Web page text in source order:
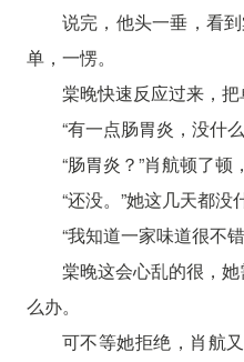
说完，他头一垂，看
单，一愣。
棠晚快速反应过来，把
“有一点肠胃炎，没什
“肠胃炎？”肖航顿了顿
“还没。”她这几天都没
“我知道一家味道很不
棠晚这会心乱的很，
么办。
可不等她拒绝，肖航